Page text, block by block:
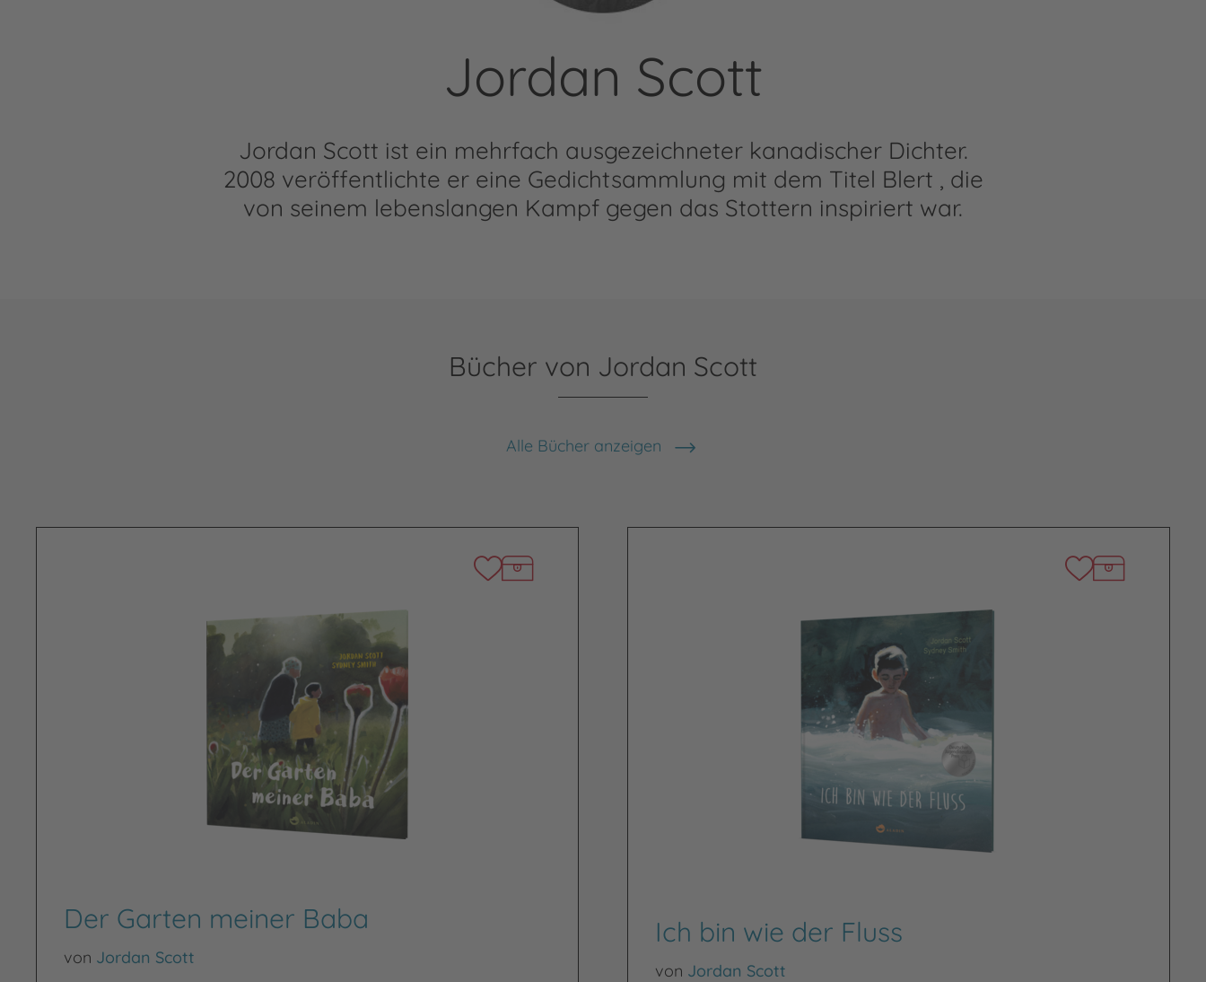
Jordan Scott
Jordan Scott ist ein mehrfach ausgezeichneter kanadischer Dichter.
2008 veröffentlichte er eine Gedichtsammlung mit dem Titel Blert , die
von seinem lebenslangen Kampf gegen das Stottern inspiriert war.
Bücher von Jordan Scott
Alle Bücher anzeigen
Der Garten meiner Baba
von Jordan Scott
Ich bin wie der Fluss
von Jordan Scott